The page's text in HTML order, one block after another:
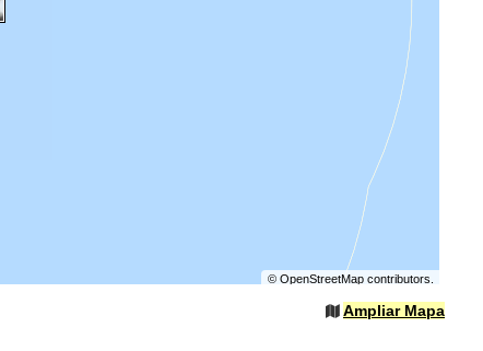
© OpenStreetMapcontributors.
Ampliar Mapa